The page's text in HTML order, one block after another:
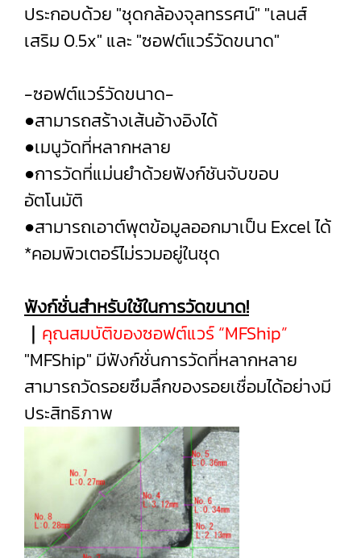
ประกอบด้วย "ชุดกล้องจุลทรรศน์" "เลนส์
เสริม 0.5x" และ "ซอฟต์แวร์วัดขนาด"
-ซอฟต์แวร์วัดขนาด-
●สามารถสร้างเส้นอ้างอิงได้
●เมนูวัดที่หลากหลาย
●การวัดที่แม่นยำด้วยฟังก์ชันจับขอบ
อัตโนมัติ
●สามารถเอาต์พุตข้อมูลออกมาเป็น Excel ได้
*คอมพิวเตอร์ไม่รวมอยู่ในชุด
ฟังก์ชั่นสำหรับใช้ในการวัดขนาด!
｜ คุณสมบัติของซอฟต์แวร์ “MFShip”
"MFShip" มีฟังก์ชั่นการวัดที่หลากหลาย
สามารถวัดรอยซึมลึกของรอยเชื่อมได้อย่างมี
ประสิทธิภาพ